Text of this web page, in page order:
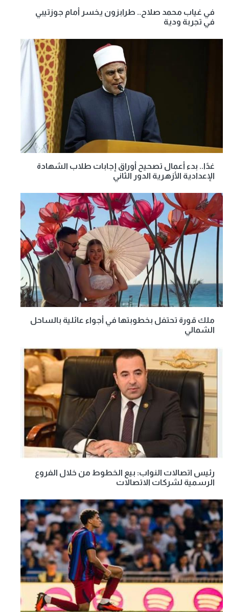
في غياب محمد صلاح.. طرابزون يخسر أمام جوزتيبي
في تجربة ودية
غدًا.. بدء أعمال تصحيح أوراق إجابات طلاب الشهادة
الإعدادية الأزهرية الدور الثاني
ملك قورة تحتفل بخطوبتها في أجواء عائلية بالساحل
الشمالي
رئيس اتصالات النواب: بيع الخطوط من خلال الفروع
الرسمية لشركات الاتصالات